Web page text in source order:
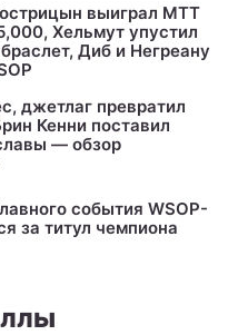
выиграл МТТ
Хельмут упустил
Диб и Негреану
джетлаг превратил
Кенни поставил
— обзор
события WSOP-
за титул чемпиона